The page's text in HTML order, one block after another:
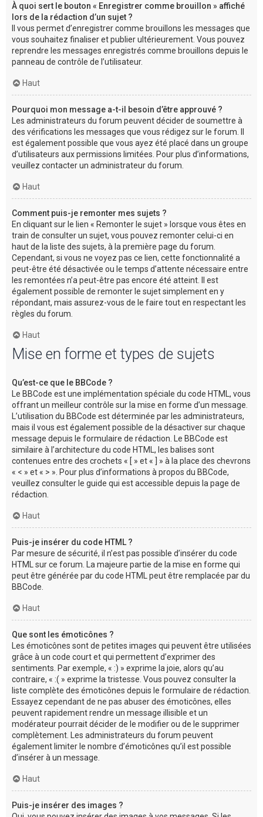
À quoi sert le bouton « Enregistrer comme brouillon » affiché
lors de la rédaction d’un sujet ?
Il vous permet d’enregistrer comme brouillons les messages que
vous souhaitez finaliser et publier ultérieurement. Vous pouvez
reprendre les messages enregistrés comme brouillons depuis le
panneau de contrôle de l’utilisateur.
Haut
Pourquoi mon message a-t-il besoin d’être approuvé ?
Les administrateurs du forum peuvent décider de soumettre à
des vérifications les messages que vous rédigez sur le forum. Il
est également possible que vous ayez été placé dans un groupe
d’utilisateurs aux permissions limitées. Pour plus d’informations,
veuillez contacter un administrateur du forum.
Haut
Comment puis-je remonter mes sujets ?
En cliquant sur le lien « Remonter le sujet » lorsque vous êtes en
train de consulter un sujet, vous pouvez remonter celui-ci en
haut de la liste des sujets, à la première page du forum.
Cependant, si vous ne voyez pas ce lien, cette fonctionnalité a
peut-être été désactivée ou le temps d’attente nécessaire entre
les remontées n’a peut-être pas encore été atteint. Il est
également possible de remonter le sujet simplement en y
répondant, mais assurez-vous de le faire tout en respectant les
règles du forum.
Haut
Mise en forme et types de sujets
Qu’est-ce que le BBCode ?
Le BBCode est une implémentation spéciale du code HTML, vous
offrant un meilleur contrôle sur la mise en forme d’un message.
L’utilisation du BBCode est déterminée par les administrateurs,
mais il vous est également possible de la désactiver sur chaque
message depuis le formulaire de rédaction. Le BBCode est
similaire à l’architecture du code HTML, les balises sont
contenues entre des crochets « [ » et « ] » à la place des chevrons
« < » et « > ». Pour plus d’informations à propos du BBCode,
veuillez consulter le guide qui est accessible depuis la page de
rédaction.
Haut
Puis-je insérer du code HTML ?
Par mesure de sécurité, il n’est pas possible d’insérer du code
HTML sur ce forum. La majeure partie de la mise en forme qui
peut être générée par du code HTML peut être remplacée par du
BBCode.
Haut
Que sont les émoticônes ?
Les émoticônes sont de petites images qui peuvent être utilisées
grâce à un code court et qui permettent d’exprimer des
sentiments. Par exemple, « :) » exprime la joie, alors qu’au
contraire, « :( » exprime la tristesse. Vous pouvez consulter la
liste complète des émoticônes depuis le formulaire de rédaction.
Essayez cependant de ne pas abuser des émoticônes, elles
peuvent rapidement rendre un message illisible et un
modérateur pourrait décider de le modifier ou de le supprimer
complètement. Les administrateurs du forum peuvent
également limiter le nombre d’émoticônes qu’il est possible
d’insérer à un message.
Haut
Puis-je insérer des images ?